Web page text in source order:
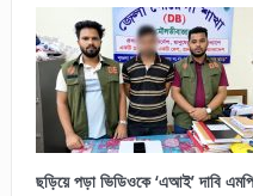
ছড়িয়ে পড়া ভিডিওকে ‘এআই’ দাবি